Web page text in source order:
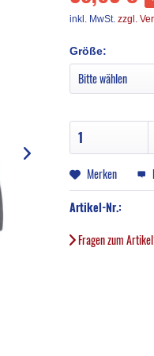
inkl. MwSt. zzgl.
Größe:
Merken
Artikel-Nr.:
Fragen zum